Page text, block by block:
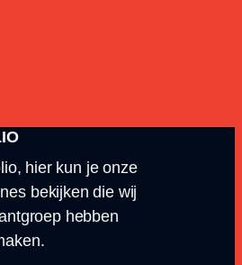
hier kun je onze
bekijken die wij
hebben